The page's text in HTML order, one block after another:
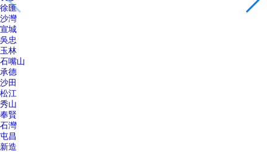
徐匯
沙灣
宣城
吳忠
玉林
石嘴山
承德
沙田
松江
秀山
奉賢
石灣
屯昌
新造